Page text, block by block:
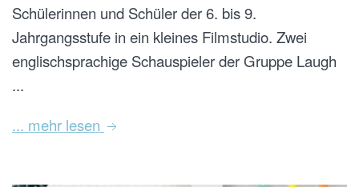
Schülerinnen und Schüler der 6. bis 9.
Jahrgangsstufe in ein kleines Filmstudio. Zwei
englischsprachige Schauspieler der Gruppe Laugh
...
... mehr lesen